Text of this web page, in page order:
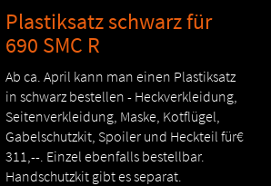
Plastiksatz schwarz für
690 SMC R
Ab ca. April kann man einen Plastiksatz
in schwarz bestellen - Heckverkleidung,
Seitenverkleidung, Maske, Kotflügel,
Gabelschutzkit, Spoiler und Heckteil für€
311,--. Einzel ebenfalls bestellbar.
Handschutzkit gibt es separat.